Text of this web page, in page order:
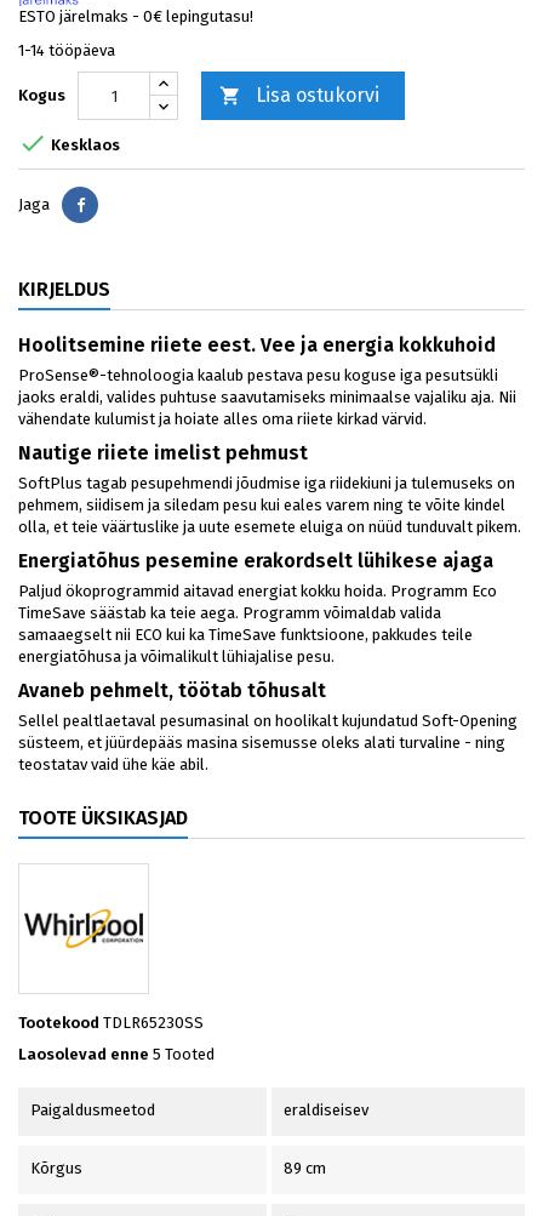
ESTO järelmaks - 0€ lepingutasu!
1-14 tööpäeva
Kogus  Lisa ostukorvi
 Kesklaos
Jaga Jaga
KIRJELDUS
Hoolitsemine riiete eest. Vee ja energia kokkuhoid
ProSense®-tehnoloogia kaalub pestava pesu koguse iga pesutsükli
jaoks eraldi, valides puhtuse saavutamiseks minimaalse vajaliku aja. Nii
vähendate kulumist ja hoiate alles oma riiete kirkad värvid.
Nautige riiete imelist pehmust
SoftPlus tagab pesupehmendi jõudmise iga riidekiuni ja tulemuseks on
pehmem, siidisem ja siledam pesu kui eales varem ning te võite kindel
olla, et teie väärtuslike ja uute esemete eluiga on nüüd tunduvalt pikem.
Energiatõhus pesemine erakordselt lühikese ajaga
Paljud ökoprogrammid aitavad energiat kokku hoida. Programm Eco
TimeSave säästab ka teie aega. Programm võimaldab valida
samaaegselt nii ECO kui ka TimeSave funktsioone, pakkudes teile
energiatõhusa ja võimalikult lühiajalise pesu.
Avaneb pehmelt, töötab tõhusalt
Sellel pealtlaetaval pesumasinal on hoolikalt kujundatud Soft-Opening
süsteem, et jüürdepääs masina sisemusse oleks alati turvaline - ning
teostatav vaid ühe käe abil.
TOOTE ÜKSIKASJAD
Tootekood TDLR65230SS
Laosolevad enne 5 Tooted
Paigaldusmeetod eraldiseisev
Kõrgus 89 cm